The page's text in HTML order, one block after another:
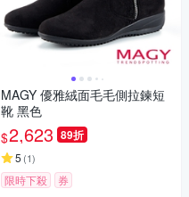
MAGY 優雅絨面毛毛側拉鍊短
靴 黑色
$2,623 89折
5 (1)
限時下殺 券